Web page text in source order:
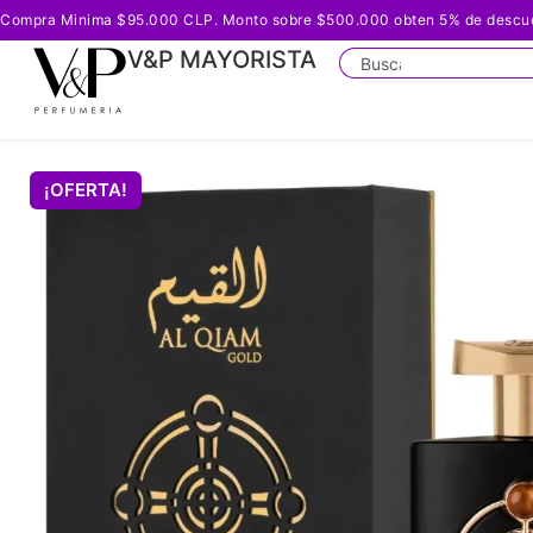
Compra Minima $95.000 CLP. Monto sobre $500.000 obten 5% de
V&P MAYORISTA
¡OFERTA!